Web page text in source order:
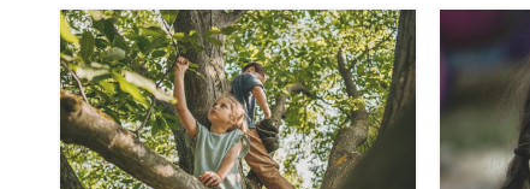
tavoitteisiin uhkaavat sammua: sodat,
pandemiat, ilmastokriisi sekä
eriarvoistava talouskehitys ovat
tehneet maailmasta turvattoman yhä
useammille ihmisille.
Kansalaisjärjestöt peräänkuuluttavat
Suomelta vahvempia toimia